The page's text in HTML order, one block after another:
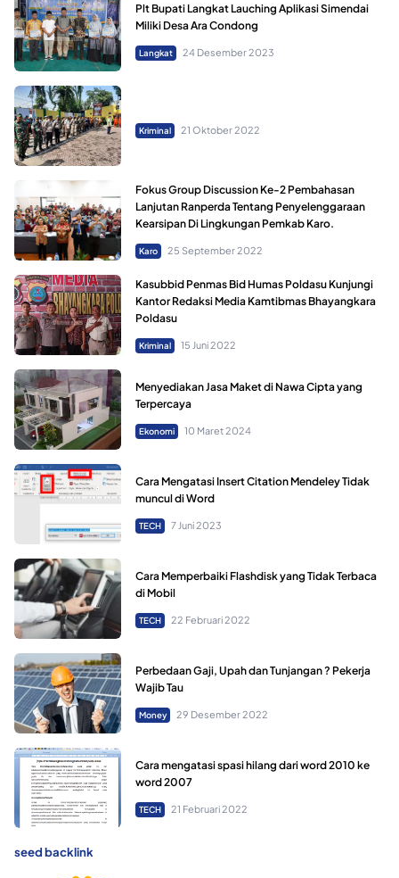
Plt Bupati Langkat Lauching Aplikasi Simendai
Miliki Desa Ara Condong
Langkat 24 Desember 2023
Kriminal 21 Oktober 2022
Fokus Group Discussion Ke-2 Pembahasan
Lanjutan Ranperda Tentang Penyelenggaraan
Kearsipan Di Lingkungan Pemkab Karo.
Karo 25 September 2022
Kasubbid Penmas Bid Humas Poldasu Kunjungi
Kantor Redaksi Media Kamtibmas Bhayangkara
Poldasu
Kriminal 15 Juni 2022
Menyediakan Jasa Maket di Nawa Cipta yang
Terpercaya
Ekonomi 10 Maret 2024
Cara Mengatasi Insert Citation Mendeley Tidak
muncul di Word
TECH 7 Juni 2023
Cara Memperbaiki Flashdisk yang Tidak Terbaca
di Mobil
TECH 22 Februari 2022
Perbedaan Gaji, Upah dan Tunjangan ? Pekerja
Wajib Tau
Money 29 Desember 2022
Cara mengatasi spasi hilang dari word 2010 ke
word 2007
TECH 21 Februari 2022
seed backlink